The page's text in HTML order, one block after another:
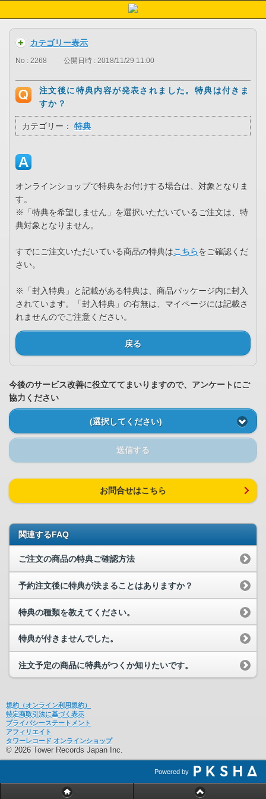
カテゴリー表示
No : 2268 公開日時 : 2018/11/29 11:00
注文後に特典内容が発表されました。特典は付きま
すか？
カテゴリー： 特典
オンラインショップで特典をお付けする場合は、対象となりま
す。
※「特典を希望しません」を選択いただいているご注文は、特
典対象となりません。
すでにご注文いただいている商品の特典はこちらをご確認くだ
さい。
※「封入特典」と記載がある特典は、商品パッケージ内に封入
されています。「封入特典」の有無は、マイページには記載さ
れませんのでご注意ください。
戻る
今後のサービス改善に役立ててまいりますので、アンケートにご
協力ください
(選択してください)
送信する
お問合せはこちら
関連するFAQ
ご注文の商品の特典ご確認方法
予約注文後に特典が決まることはありますか？
特典の種類を教えてください。
特典が付きませんでした。
注文予定の商品に特典がつくか知りたいです。
規約（オンライン利用規約）
特定商取引法に基づく表示
プライバシーステートメント
アフィリエイト
タワーレコード オンラインショップ
© 2026 Tower Records Japan Inc.
Powered by